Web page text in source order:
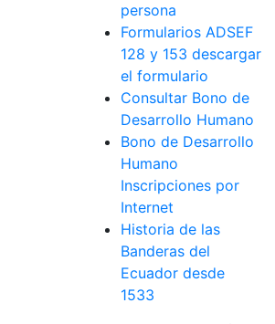
persona
Formularios ADSEF
128 y 153 descargar
el formulario
Consultar Bono de
Desarrollo Humano
Bono de Desarrollo
Humano
Inscripciones por
Internet
Historia de las
Banderas del
Ecuador desde
1533